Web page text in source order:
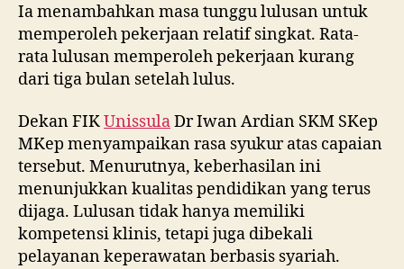
Ia menambahkan masa tunggu lulusan untuk
memperoleh pekerjaan relatif singkat. Rata-
rata lulusan memperoleh pekerjaan kurang
dari tiga bulan setelah lulus.
Dekan FIKUnissulaDr Iwan Ardian SKM SKep
MKep menyampaikan rasa syukur atas capaian
tersebut. Menurutnya, keberhasilan ini
menunjukkan kualitas pendidikan yang terus
dijaga. Lulusan tidak hanya memiliki
kompetensi klinis, tetapi juga dibekali
pelayanan keperawatan berbasis syariah.